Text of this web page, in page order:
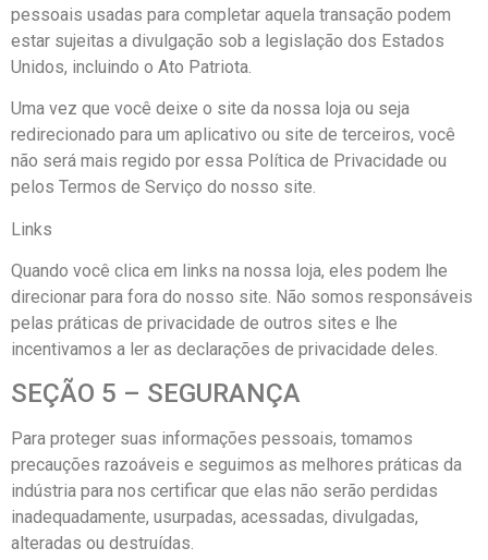
pessoais usadas para completar aquela transação podem
estar sujeitas a divulgação sob a legislação dos Estados
Unidos, incluindo o Ato Patriota.
Uma vez que você deixe o site da nossa loja ou seja
redirecionado para um aplicativo ou site de terceiros, você
não será mais regido por essa Política de Privacidade ou
pelos Termos de Serviço do nosso site.
Links
Quando você clica em links na nossa loja, eles podem lhe
direcionar para fora do nosso site. Não somos responsáveis
pelas práticas de privacidade de outros sites e lhe
incentivamos a ler as declarações de privacidade deles.
SEÇÃO 5 – SEGURANÇA
Para proteger suas informações pessoais, tomamos
precauções razoáveis e seguimos as melhores práticas da
indústria para nos certificar que elas não serão perdidas
inadequadamente, usurpadas, acessadas, divulgadas,
alteradas ou destruídas.